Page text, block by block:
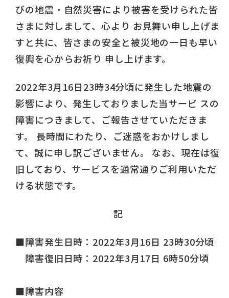
びの地震・自然災害により被害を受けられた皆
さまに対しまして、心より お見舞い申し上げま
すと共に、皆さまの安全と被災地の一日も早い
復興を心からお祈り 申し上げます。
2022年3月16日23時34分頃に発生した地震の
影響により、発生しておりました当サービ スの
障害につきまして、ご報告させていただきま
す。 長時間にわたり、ご迷惑をおかけしまし
て、誠に申し訳ございません。 なお、現在は復
旧しており、サービスを通常通りご利用いただ
ける状態です。
記
■障害発生日時：2022年3月16日 23時30分頃
障害復旧日時：2022年3月17日 6時50分頃
■障害内容